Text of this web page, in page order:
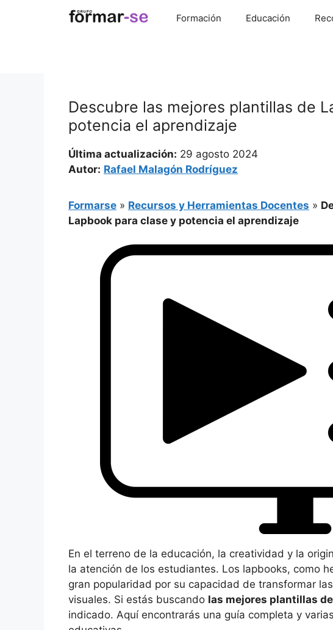
Formación Educación
Descubre las mejores plantillas de
potencia el aprendizaje
Última actualización: 29 agosto 2024
Autor: Rafael Malagón Rodríguez
Formarse » Recursos y Herramientas Docentes »
Lapbook para clase y potencia el aprendizaje
En el terreno de la educación, la creatividad y la
la atención de los estudiantes. Los lapbooks, como
gran popularidad por su capacidad de transformar
visuales. Si estás buscando las mejores plantillas
indicado. Aquí encontrarás una guía completa y